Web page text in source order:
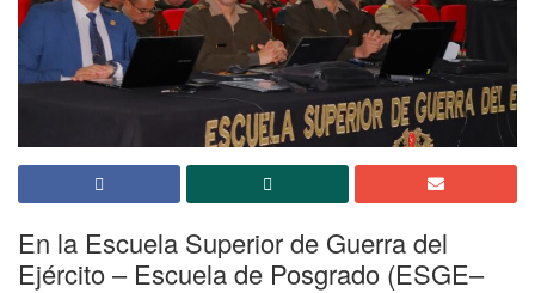
En la Escuela Superior de Guerra del
Ejército – Escuela de Posgrado (ESGE–